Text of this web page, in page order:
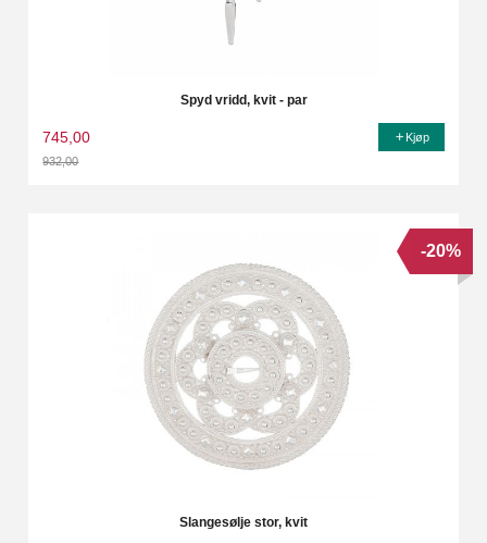
Spyd vridd, kvit - par
745,00
932,00
Kjøp
Slangesølje stor, kvit
-20%